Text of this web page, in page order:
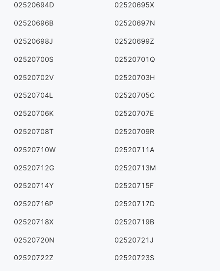
02520694D 02520695X
02520696B 02520697N
02520698J 02520699Z
02520700S 02520701Q
02520702V 02520703H
02520704L 02520705C
02520706K 02520707E
02520708T 02520709R
02520710W 02520711A
02520712G 02520713M
02520714Y 02520715F
02520716P 02520717D
02520718X 02520719B
02520720N 02520721J
02520722Z 02520723S